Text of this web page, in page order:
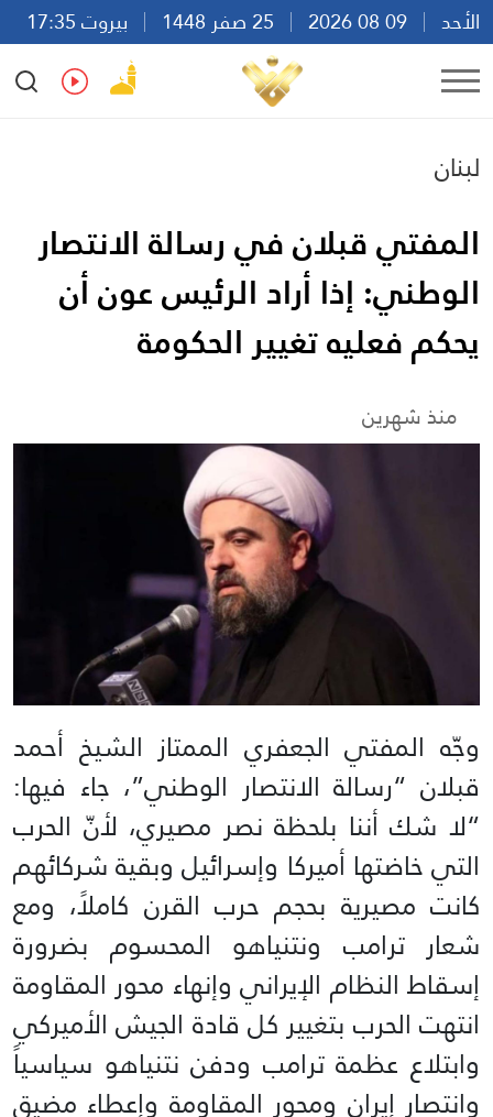
الأحد
بيروت 17:35
Ar
En Fr Es
لبنان
المفتي قبلان في رسالة الانتصار
الوطني: إذا أراد الرئيس عون أن
يحكم فعليه تغيير الحكومة
منذ شهرين
وجّه المفتي الجعفري الممتاز الشيخ أحمد
قبلان “رسالة الانتصار الوطني”، جاء فيها:
“لا شك أننا بلحظة نصر مصيري، لأنّ الحرب
التي خاضتها أميركا وإسرائيل وبقية شركائهم
كانت مصيرية بحجم حرب القرن كاملاً، ومع
شعار ترامب ونتنياهو المحسوم بضرورة
إسقاط النظام الإيراني وإنهاء محور المقاومة
انتهت الحرب بتغيير كل قادة الجيش الأميركي
وابتلاع عظمة ترامب ودفن نتنياهو سياسياً
وانتصار إيران ومحور المقاومة وإعطاء مضيق